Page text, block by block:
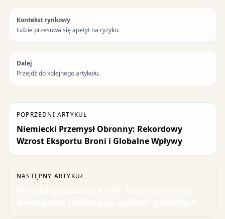
Kontekst rynkowy
Gdzie przesuwa się apetyt na ryzyko.
Dalej
Przejdź do kolejnego artykułu.
POPRZEDNI ARTYKUŁ
Niemiecki Przemysł Obronny: Rekordowy
Wzrost Eksportu Broni i Globalne Wpływy
NASTĘPNY ARTYKUŁ